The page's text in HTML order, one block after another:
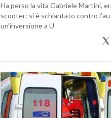
Ha perso la vita Gabriele Martini,
scooter: si è schiantato contro
un’inversione a U